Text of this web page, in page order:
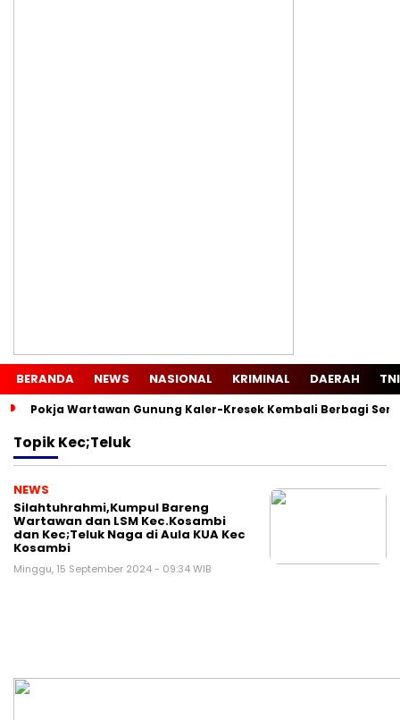
BERANDA NEWS NASIONAL KRIMINAL DAERAH
Pokja Wartawan Gunung Kaler-Kresek Kembali Berbagi
TopikKec;teluk
NEWS
Silahtuhrahmi,Kumpul Bareng
Wartawan dan LSM Kec.Kosambi
dan Kec;Teluk Naga di Aula KUA Kec
Kosambi
Minggu, 15 September 2024 - 09:34 WIB